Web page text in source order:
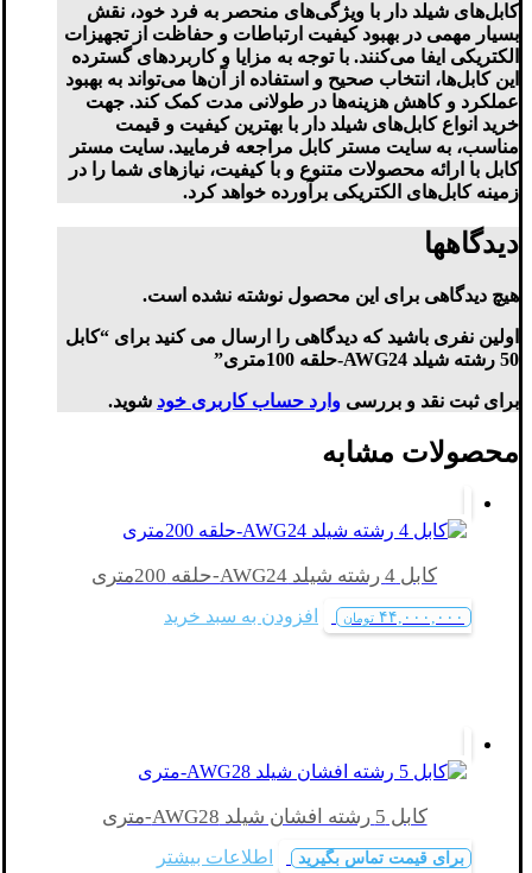
کابل‌های شیلد دار با ویژگی‌های منحصر به فرد خود، نقش
بسیار مهمی در بهبود کیفیت ارتباطات و حفاظت از تجهیزات
الکتریکی ایفا می‌کنند. با توجه به مزایا و کاربردهای گسترده
این کابل‌ها، انتخاب صحیح و استفاده از آن‌ها می‌تواند به بهبود
عملکرد و کاهش هزینه‌ها در طولانی مدت کمک کند. جهت
خرید انواع کابل‌های شیلد دار با بهترین کیفیت و قیمت
مناسب، به سایت مستر کابل مراجعه فرمایید. سایت مستر
کابل با ارائه محصولات متنوع و با کیفیت، نیازهای شما را در
زمینه کابل‌های الکتریکی برآورده خواهد کرد.
دیدگاهها
هیچ دیدگاهی برای این محصول نوشته نشده است.
اولین نفری باشید که دیدگاهی را ارسال می کنید برای “کابل
50 رشته شیلد AWG24-حلقه 100متری”
برای ثبت نقد و بررسی وارد حساب کاربری خود شوید.
محصولات مشابه
کابل 4 رشته شیلد AWG24-حلقه 200متری
۴۴,۰۰۰,۰۰۰ تومان افزودن به سبد خرید
کابل 5 رشته افشان شیلد AWG28-متری
برای قیمت تماس بگیرید اطلاعات بیشتر